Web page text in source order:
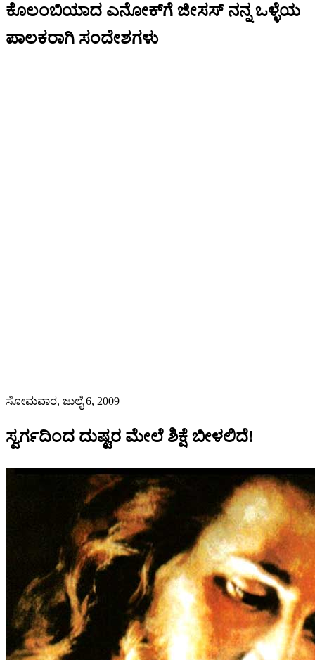
ಕೊಲಂಬಿಯಾದ ಎನೋಕ್‍ಗೆ ಜೀಸಸ್ ನನ್ನ ಒಳ್ಳೆಯ
ಪಾಲಕರಾಗಿ ಸಂದೇಶಗಳು
ಸೋಮವಾರ, ಜುಲೈ 6, 2009
ಸ್ವರ್ಗದಿಂದ ದುಷ್ಟರ ಮೇಲೆ ಶಿಕ್ಷೆ ಬೀಳಲಿದೆ!